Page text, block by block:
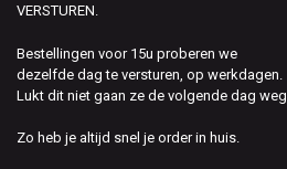
VERSTUREN.
Bestellingen voor 15u proberen we
dezelfde dag te versturen, op werkdagen.
Lukt dit niet gaan ze de volgende dag weg.
Zo heb je altijd snel je order in huis.